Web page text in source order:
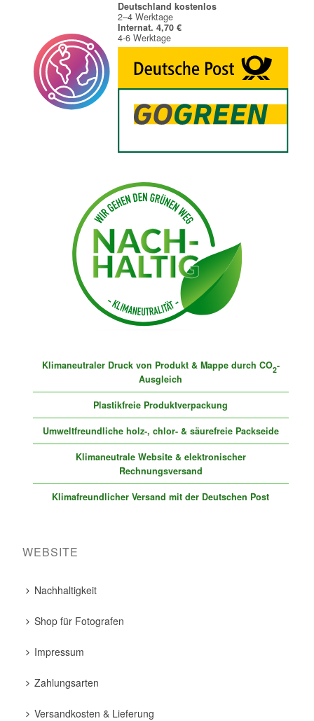
Deutschland kostenlos
2–4 Werktage
Internat. 4,70 €
4-6 Werktage
Klimaneutraler Druck von Produkt & Mappe durch CO2-
Ausgleich
Plastikfreie Produktverpackung
Umweltfreundliche holz-, chlor- & säurefreie Packseide
Klimaneutrale Website & elektronischer
Rechnungsversand
Klimafreundlicher Versand mit der Deutschen Post
WEBSITE
Nachhaltigkeit
Shop für Fotografen
Impressum
Zahlungsarten
Versandkosten & Lieferung